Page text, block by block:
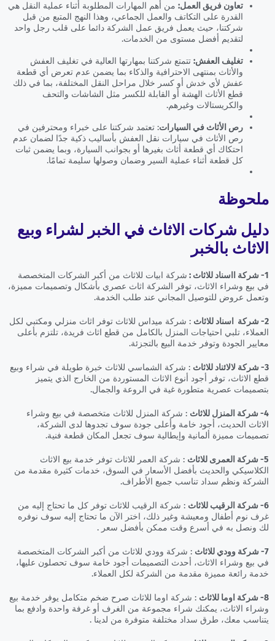
تعاون فريق العمل: من أهم المهارات المطلوبة أثناء عملية النقل هي
القدرة على التكاتف والعمل الجماعي، وهذا النهج المتبع من قبل
شركتنا، حيث يعمل فريق عمل الشركة دائما على قلب رجل واحد
لتقديم أفضل مستوى من الخدمات.
تغليف العفش: تتمتع شركتنا بمهارتها العالية في تغليف العفش
والأثاث بمنتهى الاحترافية والذكاء بما يضمن عدم تعرض أي قطعة
عفش لأي خدش أو كسر خلال مراحل النقل المختلفة، بما في ذلك
قطع الأثاث الهشة أو القابلة للكسر مثل الشاشات والتحف
والكريستالات وغيرهم.
رص الأثاث في السيارات: تعتمد شركتنا على خبراء ومحترفين في
رص الأثاث في سيارات نقل العفش بأساليب ذكية جدًا لضمان عدم
احتكاك أي قطعة أثاث بغيرها أو بجوانب السيارة، وبما يضمن ثبات
كل قطعة أثناء عملية السير وضمان وصولها سليمة تمامًا.
ملحوظة
دليل شركات الاثاث في الخبر لشراء وبيع
الاثاث بالخبر
1- شركة ااسناد للاثاث :
شركة ابيات للاثاث من أكبر الشركات المتخصصة
في بيع وشراء الاثاث، توفر الشركة اثاث عصري بأشكال وتصميمات مميزة،
وتعمل عروض للتوصيل المجاني عند طلب الخدمة.
2- شركة اسناد للاثاث
: شركة ميداس للاثاث توفر اثاث منزلي ومكتبي لكل
العملاء، تلبي احتياجات المنزل بالكامل من قطع اثاث فريدة، تلتزم بأعلى
معايير الجودة وتوفر خدمة البيع بالتجزئة.
3- شركة لالائناد للاثاث
: شركة الشماسي للاثاث خبرة طويلة في شراء وبيع
قطع الاثاث، توفر أجود أنوع الاثاث المستوردة من الخارج الذي يتميز
بتصميمات عصرية متطورة غية في الروعة والجمال.
4- شركة المنزل للاثاث
: شركة المنزل للاثاث متخصصة في بيع وشراء
الاثاث الحديث، أجود خامة وأعلى جودة سوف تجدوها لدى الشركة،
تصميمات مميزة ألمانية وإيطالية سوف تجعل المكان قطعة فنية.
5- شركة العمرى للاثاث
: شركة العمر للاثاث توفر خدمة بيع الاثاث
الكلاسيكي والحديث بأفضل الأسعار في السوق، خدمات كثيرة مقدمة من
الشركة ونظم سداد تناسب جميع الأطراف.
6- شركة الرقيب للاثاث
: شركة الرقيب للاثاث توفر كل ما تحتاج إليه من
غرف نوم أطفال ومعيشة وغير ذلك، اختر الآن ما تحتاج إليه سوف نوفره
لك ونصل به في أسرع وقت ممكن بأفضل سعر .
7- شركة وودي للاثاث
: شركة وودي للاثاث من أكبر الشركات المتخصصة
في بيع وشراء الاثاث، أحدث التصميمات أجود خامة سوف تحصلون عليها،
خدمة رائعة مميزة مقدمة من الشركة لكل العملاء.
8- شركة اوما للاثاث
: شركة اوما للاثاث صرح ضخم متكامل يوفر خدمة بيع
وشراء الاثاث، يمكنك شراء مجموعة من الغرف أو غرفة واحدة وادفع بما
يتناسب معك، طرق سداد مختلفة متوفرة من لدينا .